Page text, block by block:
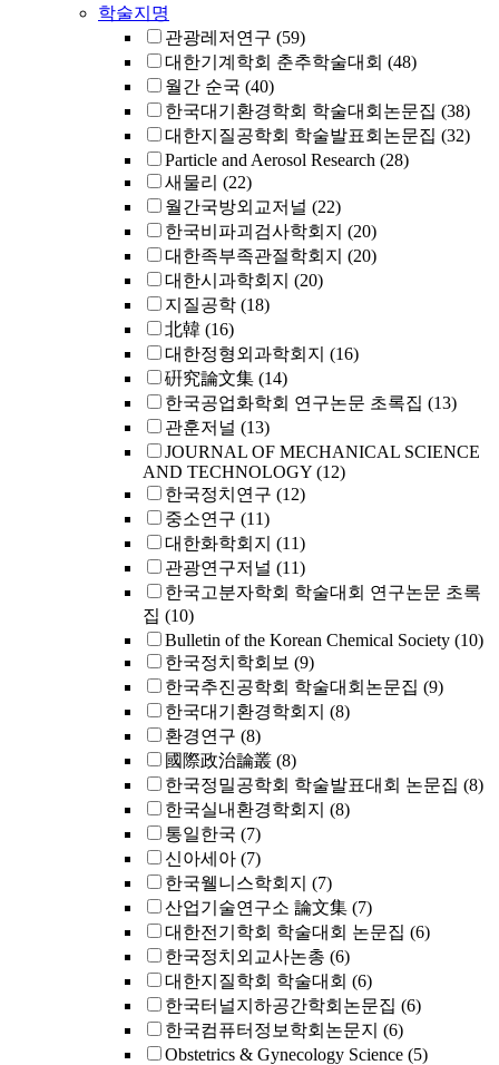
학술지명
관광레저연구 (59)
대한기계학회 춘추학술대회 (48)
월간 순국 (40)
한국대기환경학회 학술대회논문집 (38)
대한지질공학회 학술발표회논문집 (32)
Particle and Aerosol Research (28)
새물리 (22)
월간국방외교저널 (22)
한국비파괴검사학회지 (20)
대한족부족관절학회지 (20)
대한시과학회지 (20)
지질공학 (18)
北韓 (16)
대한정형외과학회지 (16)
硏究論文集 (14)
한국공업화학회 연구논문 초록집 (13)
관훈저널 (13)
JOURNAL OF MECHANICAL SCIENCE
AND TECHNOLOGY (12)
한국정치연구 (12)
중소연구 (11)
대한화학회지 (11)
관광연구저널 (11)
한국고분자학회 학술대회 연구논문 초록
집 (10)
Bulletin of the Korean Chemical Society (10)
한국정치학회보 (9)
한국추진공학회 학술대회논문집 (9)
한국대기환경학회지 (8)
환경연구 (8)
國際政治論叢 (8)
한국정밀공학회 학술발표대회 논문집 (8)
한국실내환경학회지 (8)
통일한국 (7)
신아세아 (7)
한국웰니스학회지 (7)
산업기술연구소 論文集 (7)
대한전기학회 학술대회 논문집 (6)
한국정치외교사논총 (6)
대한지질학회 학술대회 (6)
한국터널지하공간학회논문집 (6)
한국컴퓨터정보학회논문지 (6)
Obstetrics & Gynecology Science (5)